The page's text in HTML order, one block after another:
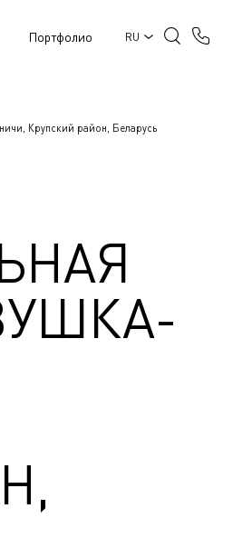
Портфолио RU
Крупский район, Беларусь